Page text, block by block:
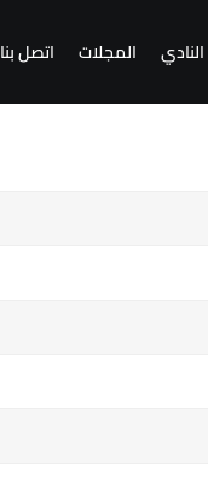
النادي المجلات اتصل بنا